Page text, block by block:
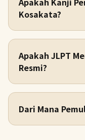
Kosakata?
Apakah JLPT
Resmi?
Dari Mana